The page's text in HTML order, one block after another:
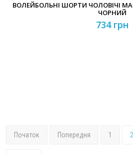
ВОЛЕЙБОЛЬНІ ШОРТИ ЧОЛОВІЧІ
ЧОРНИЙ
734 грн
Початок Попередня 1 2